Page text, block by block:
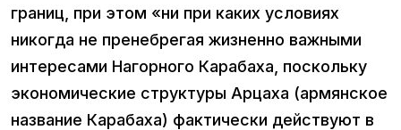
границ, при этом «ни при каких условиях
никогда не пренебрегая жизненно важными
интересами Нагорного Карабаха, поскольку
экономические структуры Арцаха (армянское
название Карабаха) фактически действуют в